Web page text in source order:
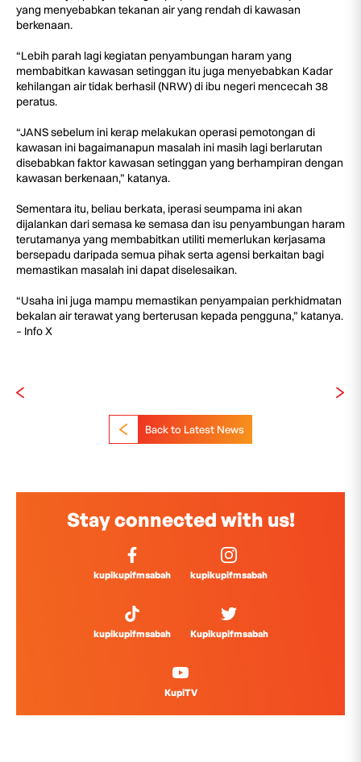
yang menyebabkan tekanan air yang rendah di kawasan
berkenaan.
“Lebih parah lagi kegiatan penyambungan haram yang
membabitkan kawasan setinggan itu juga menyebabkan Kadar
kehilangan air tidak berhasil (NRW) di ibu negeri mencecah 38
peratus.
“JANS sebelum ini kerap melakukan operasi pemotongan di
kawasan ini bagaimanapun masalah ini masih lagi berlarutan
disebabkan faktor kawasan setinggan yang berhampiran dengan
kawasan berkenaan,” katanya.
Sementara itu, beliau berkata, iperasi seumpama ini akan
dijalankan dari semasa ke semasa dan isu penyambungan haram
terutamanya yang membabitkan utiliti memerlukan kerjasama
bersepadu daripada semua pihak serta agensi berkaitan bagi
memastikan masalah ini dapat diselesaikan.
“Usaha ini juga mampu memastikan penyampaian perkhidmatan
bekalan air terawat yang berterusan kepada pengguna,” katanya.
– Info X
Back to Latest News
Stay connected with us!
kupikupifmsabah kupikupifmsabah
kupikupifmsabah Kupikupifmsabah
KupiTV